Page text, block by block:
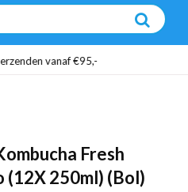
vanaf €95,-
Fresh
(12X 250ml) (Bol)